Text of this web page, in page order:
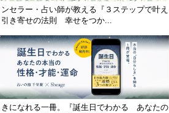
セラー・占い師が教える『３ステップで叶え
き寄せの法則 幸せをつか...
きになれる一冊。『誕生日でわかる あなたの